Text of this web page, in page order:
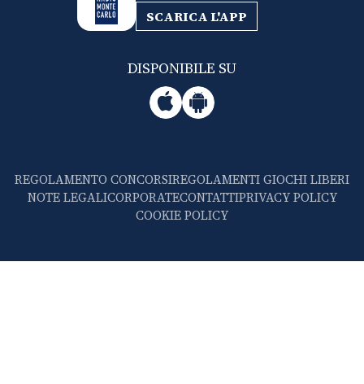
SCARICA L'APP
DISPONIBILE SU
REGOLAMENTO CONCORSIREGOLAMENTI GIOCHI LIBERI
NOTE LEGALICORPORATECONTATTIPRIVACY POLICY
COOKIE POLICY